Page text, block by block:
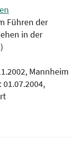
Führen der
in der
Mannheim